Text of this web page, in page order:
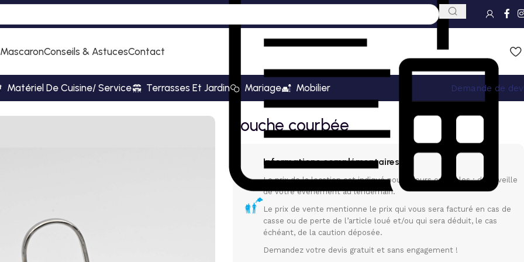
Conseils & AstucesContact
Matériel De Cuisine/ Service Terrasses Et Jardin Mariage Mobilier
Demande de
Louche courbée
Informations complémentaires
Le prix de la location est indiqué pour 3 jours ouvrables : de la veille
de votre événement au lendemain.
Le prix de vente mentionne le prix qui vous sera facturé en cas de
casse ou de perte de l’article loué et/ou qui sera déduit, le cas
échéant, de la caution déposée.
Demandez votre devis gratuit et sans engagement !